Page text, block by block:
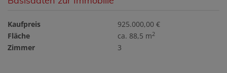
Kaufpreis
925.000,00 €
Fläche
ca. 88,5 m2
Zimmer 3